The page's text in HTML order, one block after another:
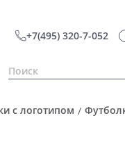
+7(495) 320-7-052
с логотипом /